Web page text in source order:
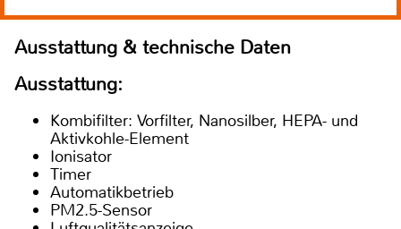
Ausstattung & technische Daten
Ausstattung:
Kombifilter: Vorfilter, Nanosilber, HEPA- und
Aktivkohle-Element
Ionisator
Timer
Automatikbetrieb
PM2.5-Sensor